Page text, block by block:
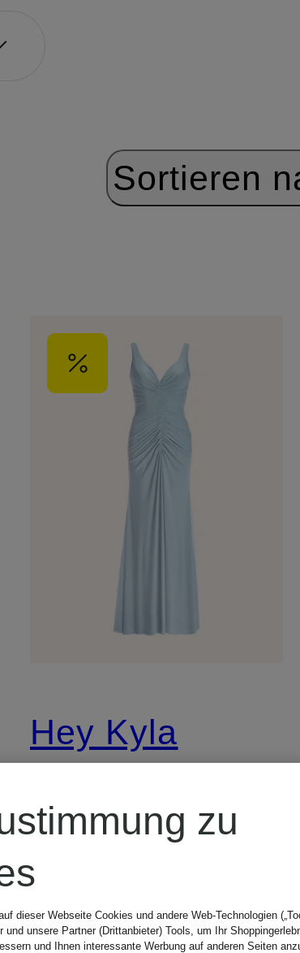
Sortieren
Hey Kyla
Abendkleid
Ursprünglich:
zu
dieser Webseite Cookies und andere Web-Technologien
und unsere Partner (Drittanbieter) Tools, um Ihr
und Ihnen interessante Werbung auf anderen Seiten